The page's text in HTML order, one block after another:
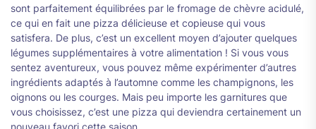
sont parfaitement équilibrées par le fromage de chèvre acidulé,
ce qui en fait une pizza délicieuse et copieuse qui vous
satisfera. De plus, c’est un excellent moyen d’ajouter quelques
légumes supplémentaires à votre alimentation ! Si vous vous
sentez aventureux, vous pouvez même expérimenter d’autres
ingrédients adaptés à l’automne comme les champignons, les
oignons ou les courges. Mais peu importe les garnitures que
vous choisissez, c’est une pizza qui deviendra certainement un
nouveau favori cette saison.